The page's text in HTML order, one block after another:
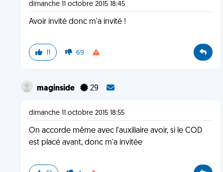
dimanche 11 octobre 2015 18:45
Avoir invité donc m'a invité !
11 69
maginside 29
dimanche 11 octobre 2015 18:55
On accorde même avec l'auxiliaire avoir, si le COD
est placé avant, donc m'a invitée